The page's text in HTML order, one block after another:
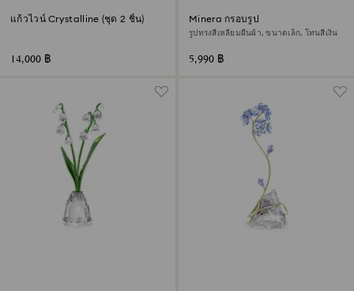
แก้วไวน์ Crystalline (ชุด 2 ชิ้น)
14,000 ฿
Minera กรอบรูป
รูปทรงสี่เหลี่ยมผืนผ้า, ขนาดเล็ก, โทนสีเงิน
5,990 ฿